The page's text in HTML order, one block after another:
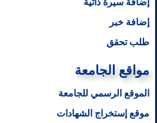
إضافة خبر
طلب تحقق
مواقع الجامعة
الموقع الرسمي للجامعة
موقع إستخراج الشهادات